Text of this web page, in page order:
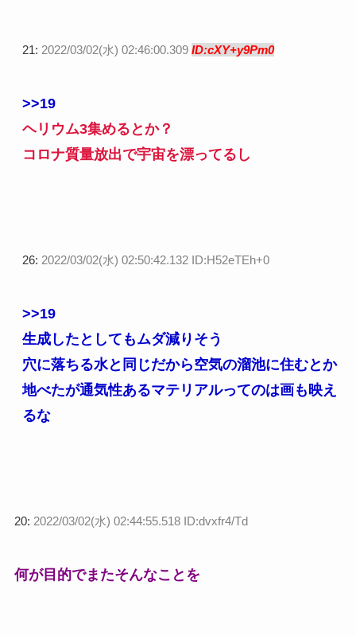
21: 2022/03/02(水) 02:46:00.309 ID:cXY+y9Pm0
>>19
ヘリウム3集めるとか？
コロナ質量放出で宇宙を漂ってるし
26: 2022/03/02(水) 02:50:42.132 ID:H52eTEh+0
>>19
生成したとしてもムダ減りそう
穴に落ちる水と同じだから空気の溜池に住むとか
地べたが通気性あるマテリアルってのは画も映え
るな
20: 2022/03/02(水) 02:44:55.518 ID:dvxfr4/Td
何が目的でまたそんなことを